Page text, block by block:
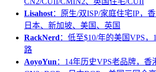
Lisahost：原生/双ISP/家庭住宅IP，
日本、新加坡、美国、英国
RackNerd：低至$10/年的美国VPS
路
AoyoYun：14年历史VPS老品牌，香